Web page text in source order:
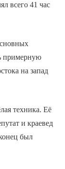
всего 41 час
примерную
на запад
техника. Её
и краевед
был